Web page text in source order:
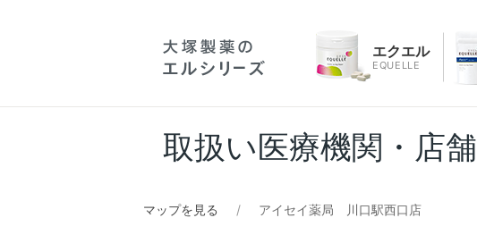
エクエル
EQUELLE
取扱い医療機関・店舗
マップを見る アイセイ薬局 川口駅西口店